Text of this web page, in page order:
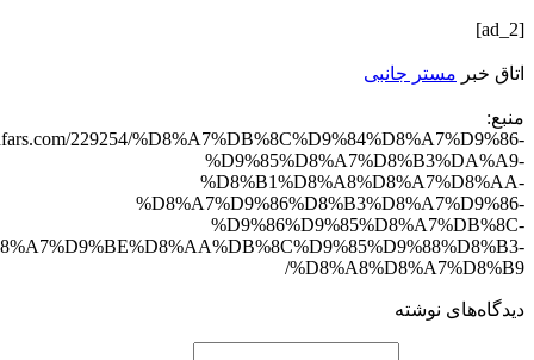
[ad_2]
اتاق خبر مستر جانبی
منبع:
229254/%D8%A7%DB%8C%D9%84%D8%A7%D9%86-
%D9%85%D8%A7%D8%B3%DA%A9-
%D8%B1%D8%A8%D8%A7%D8%AA-
%D8%A7%D9%86%D8%B3%D8%A7%D9%86-
%D9%86%D9%85%D8%A7%DB%8C-
%D8%A8%D8%A7%D8%B9/
دیدگاه‌های نوشته